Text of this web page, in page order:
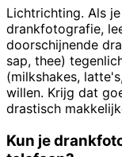
Lichtrichting. Als
drankfotografie,
doorschijnende
sap, thee)
(milkshakes,
willen. Krijg dat
drastisch
Kun je